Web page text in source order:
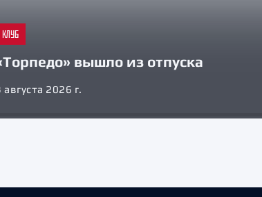
КЛУБ
вышло из отпуска
августа 2026 г.